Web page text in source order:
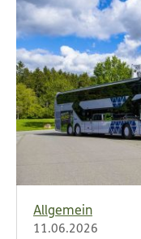
Allgemein
11.06.2026